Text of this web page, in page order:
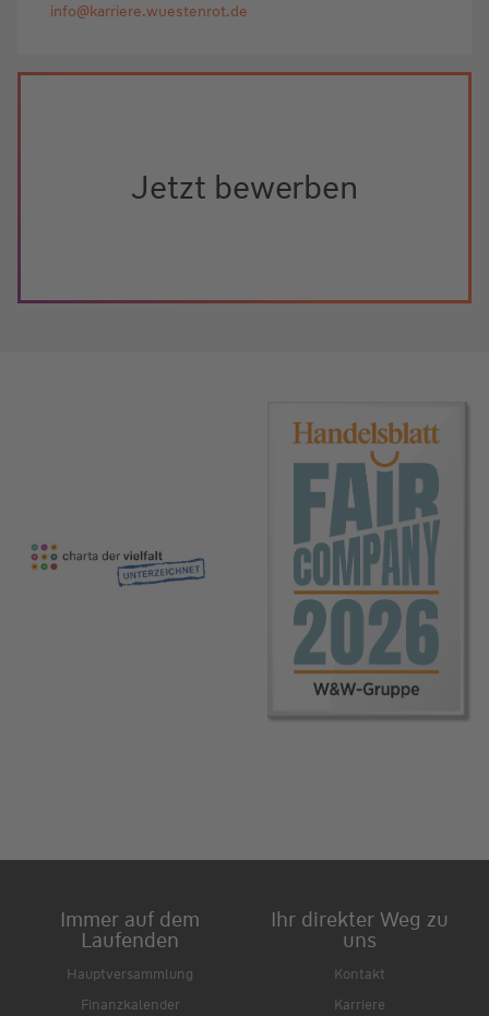
info@karriere.wuestenrot.de
Jetzt bewerben
Immer auf dem
Laufenden
Hauptversammlung
Finanzkalender
Ihr direkter Weg zu
uns
Kontakt
Karriere